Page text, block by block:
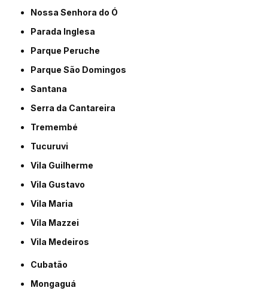
Nossa Senhora do Ó
Parada Inglesa
Parque Peruche
Parque São Domingos
Santana
Serra da Cantareira
Tremembé
Tucuruvi
Vila Guilherme
Vila Gustavo
Vila Maria
Vila Mazzei
Vila Medeiros
Cubatão
Mongaguá